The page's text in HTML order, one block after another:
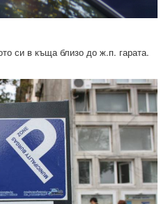
си в къща близо до ж.п. гарата.